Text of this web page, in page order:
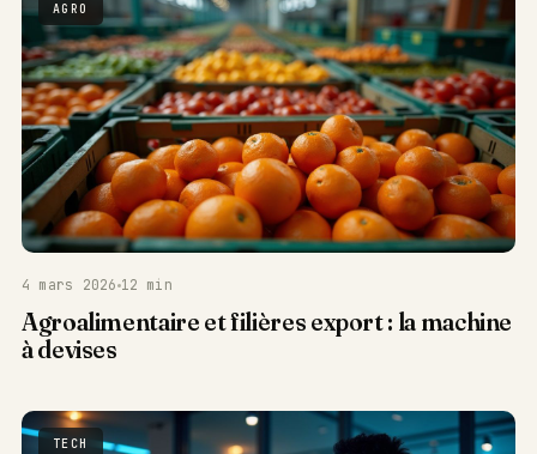
AGRO
4 mars 2026 12 min
Agroalimentaire et filières export : la machine
à devises
TECH